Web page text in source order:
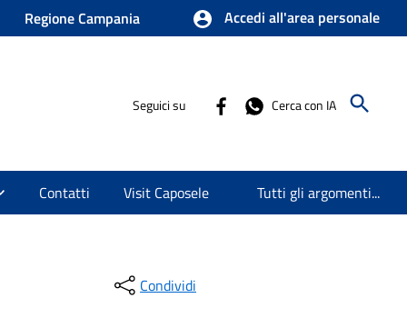
Regione Campania Accedi all'area personale
Seguici su Cerca con IA
Contatti Visit Caposele Tutti gli argomenti...
Condividi